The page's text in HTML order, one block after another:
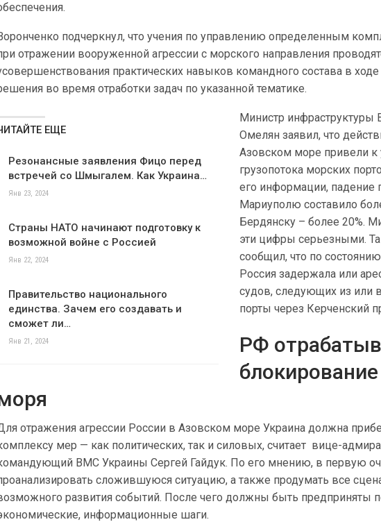
подчеркнул, что учения по управлению определенным
отражении вооруженной агрессии с морского направления
практических навыков командного состава в ходе
во время отработки задач по указанной тематике.
ЕЩЕ
Резонансные заявления Фицо перед
встречей со Шмыгалем. Как Украина…
Янв 23, 2024
Страны НАТО начинают подготовку к
возможной войне с Россией
Янв 22, 2024
Правительство национального
единства. Зачем его создавать и
сможет ли…
Янв 21, 2024
Министр инфраструктуры
Омелян заявил, что
Азовском море привели
грузопотока морских
его информации, падение
Мариуполю составило
Бердянску – более 20%.
эти цифры серьезными.
сообщил, что по
Россия задержала или
судов, следующих из или
порты через Керченский
РФ
отражения агрессии России в Азовском море Украина должна
мер — как политических, так и силовых, считает вице-
ВМС Украины Сергей Гайдук. По его мнению, в первую
сложившуюся ситуацию, а также продумать все
развития событий. После чего должны быть предприняты
информационные шаги.